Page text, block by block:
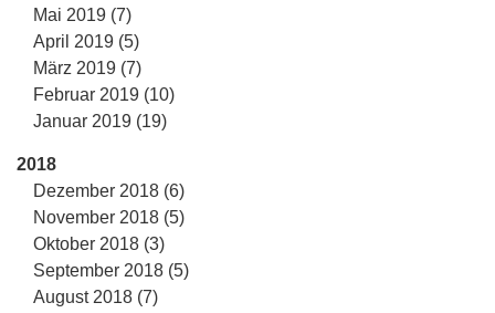
Mai 2019 (7)
April 2019 (5)
März 2019 (7)
Februar 2019 (10)
Januar 2019 (19)
2018
Dezember 2018 (6)
November 2018 (5)
Oktober 2018 (3)
September 2018 (5)
August 2018 (7)